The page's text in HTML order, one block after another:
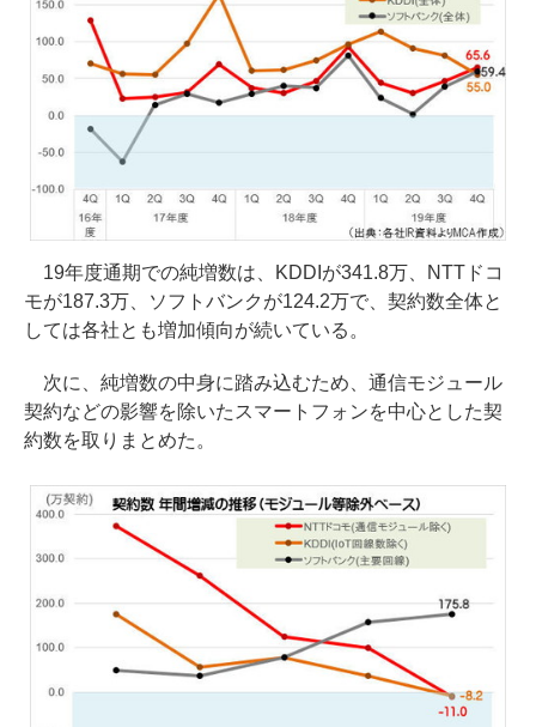
19年度通期での純増数は、KDDIが341.8万、NTTドコ
モが187.3万、ソフトバンクが124.2万で、契約数全体と
しては各社とも増加傾向が続いている。
次に、純増数の中身に踏み込むため、通信モジュール
契約などの影響を除いたスマートフォンを中心とした契
約数を取りまとめた。